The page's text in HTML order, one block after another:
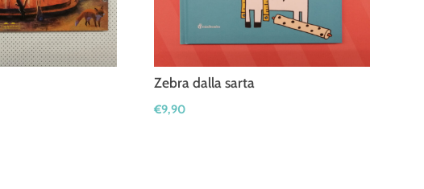
Zebra dalla sarta
€9,90